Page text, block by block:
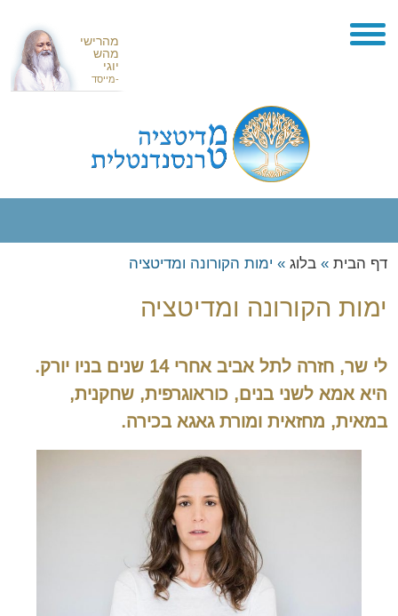
מהרישי
מהש
יוגי
-מייסד
מהי מדיטציה טרנסנדנטלית
מהי מדיטציה טרנסנדנטלית
איך לומדים מדיטציה טרנסנדנטלית
השוואה לשיטות מדיטציה אחרות
מייסד השיטה – מהרישי מהש יוגי
המלצה לספר – העוצמה שבשקט
המלצה לספר – מדע ההוויה ואומנות החיים
לימוד מדיטציה טרנסנדנטלית בארגונים
מלגה ללימוד נפגעי מלחמת "חרבות ברזל"
הסניפים שלנו
תל אביב
חיפה
קריות וגליל מערבי
חדרה, פרדס חנה וחוף הכרמל
נתניה – כפר יונה
רחובות וראשל"צ
קריית אונו ופתח תקווה
יתרונות השיטה
המלצות
אנשי עסקים וסלבריטאים ישראלים
מפורסמים מרחבי העולם
בלוג
צור קשר
EN
דף הבית » בלוג » ימות הקורונה ומדיטציה
ימות הקורונה ומדיטציה
לי שר, חזרה לתל אביב אחרי 14 שנים בניו יורק.
היא אמא לשני בנים, כוראוגרפית, שחקנית,
במאית, מחזאית ומורת גאגא בכירה.